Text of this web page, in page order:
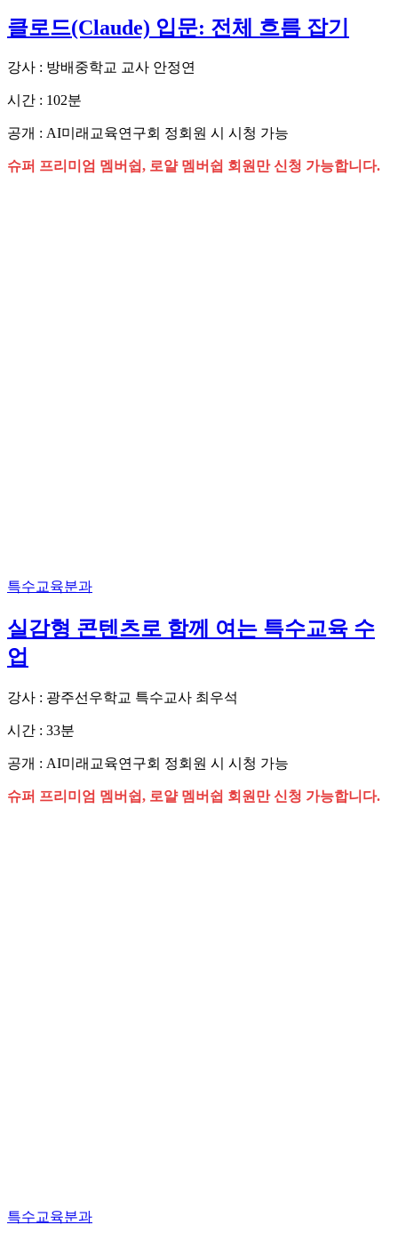
클로드(Claude) 입문: 전체 흐름 잡기
강사 : 방배중학교 교사 안정연
시간 : 102분
공개 : AI미래교육연구회 정회원 시 시청 가능
슈퍼 프리미엄 멤버쉽, 로얄 멤버쉽 회원만 신청 가능합니다.
특수교육분과
실감형 콘텐츠로 함께 여는 특수교육 수
업
강사 : 광주선우학교 특수교사 최우석
시간 : 33분
공개 : AI미래교육연구회 정회원 시 시청 가능
슈퍼 프리미엄 멤버쉽, 로얄 멤버쉽 회원만 신청 가능합니다.
특수교육분과